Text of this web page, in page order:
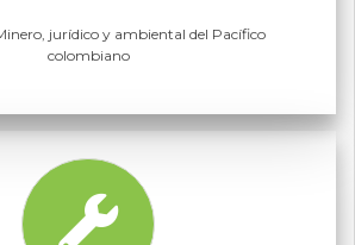
jurídico y ambiental del Pacífico
colombiano